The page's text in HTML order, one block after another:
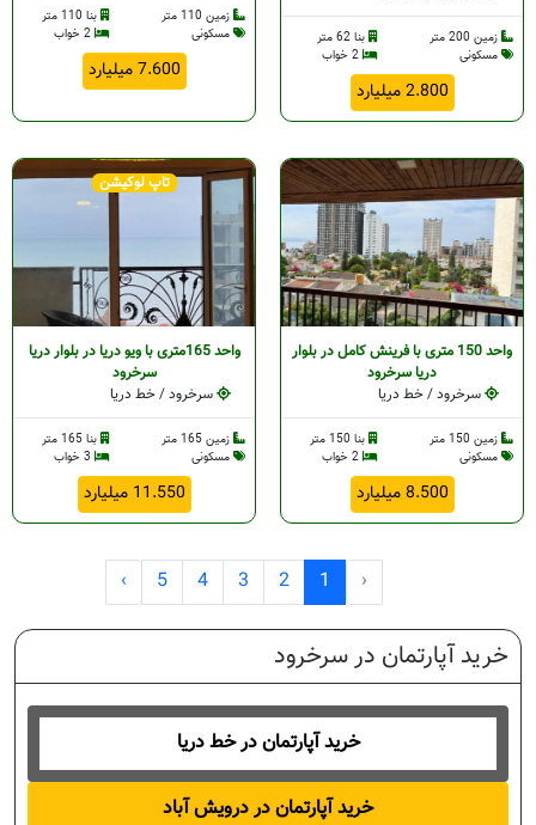
زمین 200 متر
بنا 62 متر
مسکونی
2.800 میلیارد
زمین 110 متر
بنا 110 متر
مسکونی
7.600 میلیارد
واحد 150 متری با فرینش کامل در بلوار
دریا سرخرود
سرخرود / خط دریا
زمین 150 متر
بنا 150 متر
مسکونی
8.500 میلیارد
تاپ لوکیشن
واحد 165متری با ویو دریا در بلوار دریا
سرخرود
سرخرود / خط دریا
زمین 165 متر
بنا 165 متر
مسکونی
11.550 میلیارد
‹
1
2
3
4
5
›
خرید آپارتمان در سرخرود
خرید آپارتمان در خط دریا
خرید آپارتمان در درویش آباد